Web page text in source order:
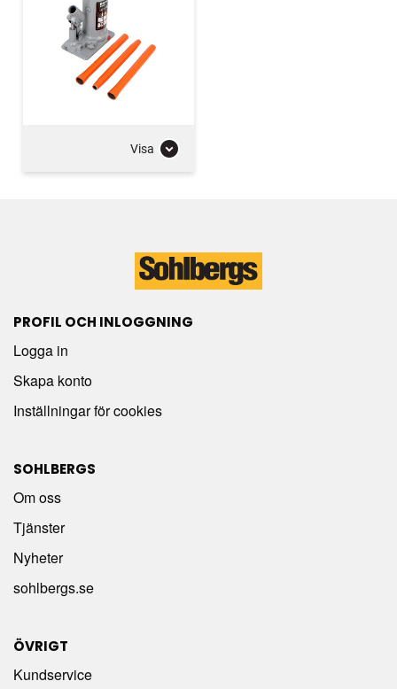
Visa
PROFIL OCH INLOGGNING
Logga in
Skapa konto
Inställningar för cookies
SOHLBERGS
Om oss
Tjänster
Nyheter
sohlbergs.se
ÖVRIGT
Kundservice